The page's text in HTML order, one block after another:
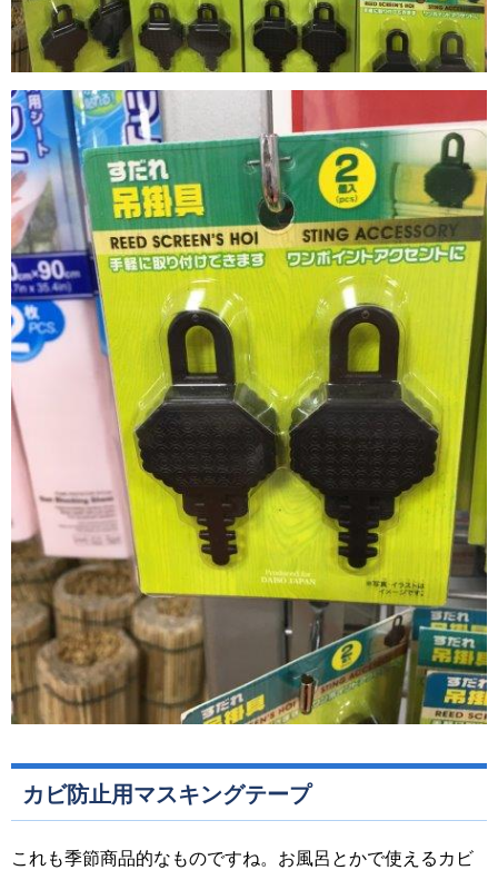
カビ防止用マスキングテープ
これも季節商品的なものですね。お風呂とかで使えるカビ